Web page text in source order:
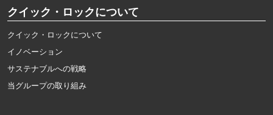
クイック・ロックについて
クイック・ロックについて
イノベーション
サステナブルへの戦略
当グループの取り組み